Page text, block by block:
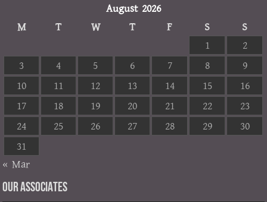
August 2026
M
T W T F S
S
1
2
3
4 5 6 7 8
9
10
11 12 13 14 15
16
17
18 19 20 21 22
23
24
25 26 27 28 29
30
31
« Mar
OUR ASSOCIATES